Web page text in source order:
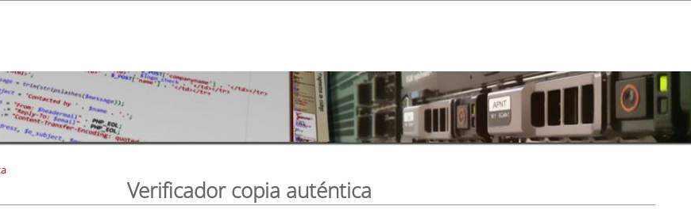
Verificador copia auténtica